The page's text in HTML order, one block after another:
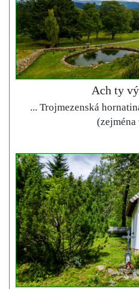
Ach ty
... Trojmezenská
(zejména